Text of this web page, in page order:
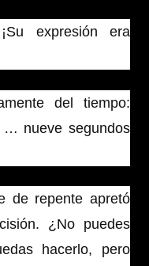
expresión era
del tiempo:
… nueve segundos
de repente apretó
¿No puedes
hacerlo, pero